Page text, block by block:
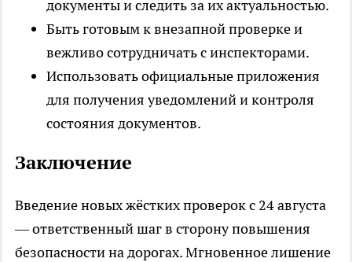
документы и следить за их актуальностью.
Быть готовым к внезапной проверке и
вежливо сотрудничать с инспекторами.
Использовать официальные приложения
для получения уведомлений и контроля
состояния документов.
Заключение
Введение новых жёстких проверок с 24 августа
— ответственный шаг в сторону повышения
безопасности на дорогах. Мгновенное лишение